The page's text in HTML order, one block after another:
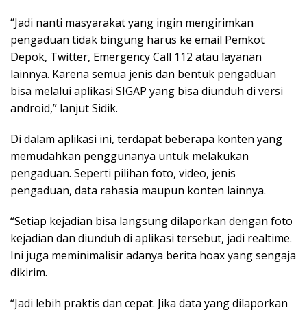
“Jadi nanti masyarakat yang ingin mengirimkan
pengaduan tidak bingung harus ke email Pemkot
Depok, Twitter, Emergency Call 112 atau layanan
lainnya. Karena semua jenis dan bentuk pengaduan
bisa melalui aplikasi SIGAP yang bisa diunduh di versi
android,” lanjut Sidik.
Di dalam aplikasi ini, terdapat beberapa konten yang
memudahkan penggunanya untuk melakukan
pengaduan. Seperti pilihan foto, video, jenis
pengaduan, data rahasia maupun konten lainnya.
“Setiap kejadian bisa langsung dilaporkan dengan foto
kejadian dan diunduh di aplikasi tersebut, jadi realtime.
Ini juga meminimalisir adanya berita hoax yang sengaja
dikirim.
“Jadi lebih praktis dan cepat. Jika data yang dilaporkan